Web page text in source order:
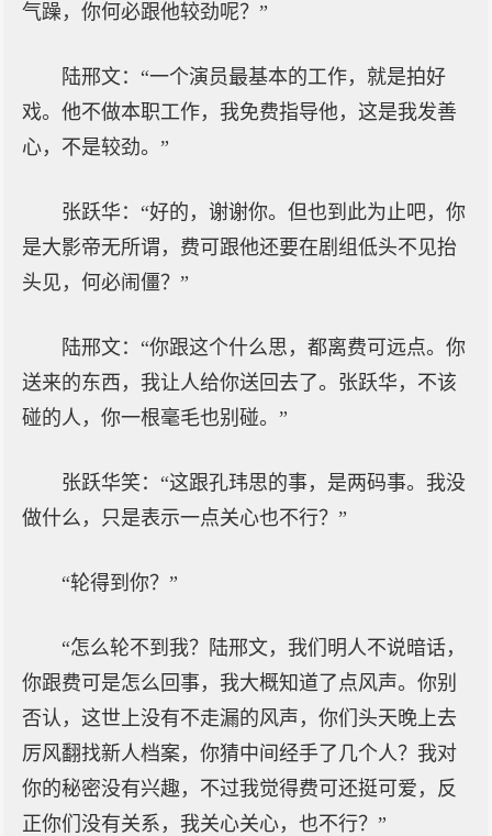
气躁，你何必跟他较劲呢？”
陆邢文：“一个演员最基本的工作，就是拍好
戏。他不做本职工作，我免费指导他，这是我发善
心，不是较劲。”
张跃华：“好的，谢谢你。但也到此为止吧，你
是大影帝无所谓，费可跟他还要在剧组低头不见抬
头见，何必闹僵？”
陆邢文：“你跟这个什么思，都离费可远点。你
送来的东西，我让人给你送回去了。张跃华，不该
碰的人，你一根毫毛也别碰。”
张跃华笑：“这跟孔玮思的事，是两码事。我没
做什么，只是表示一点关心也不行？”
“轮得到你？”
“怎么轮不到我？陆邢文，我们明人不说暗话，
你跟费可是怎么回事，我大概知道了点风声。你别
否认，这世上没有不走漏的风声，你们头天晚上去
厉风翻找新人档案，你猜中间经手了几个人？我对
你的秘密没有兴趣，不过我觉得费可还挺可爱，反
正你们没有关系，我关心关心，也不行？”